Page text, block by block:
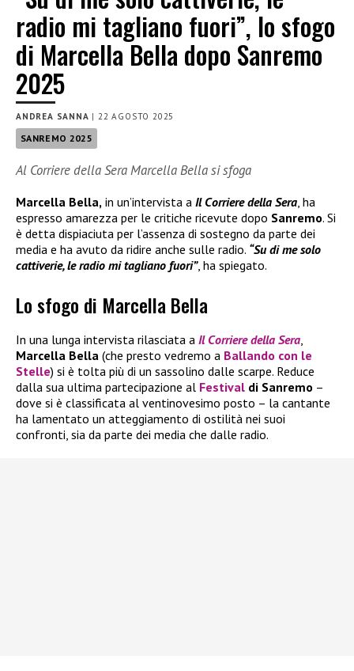
radio mi tagliano fuori”, lo sfogo
di Marcella Bella dopo Sanremo
2025
ANDREA SANNA |22 AGOSTO 2025
SANREMO 2025
Al Corriere della Sera Marcella Bella si sfoga
Marcella Bella, in un’intervista a Il Corriere della Sera , ha
espresso amarezza per le critiche ricevute dopo Sanremo. Si
è detta dispiaciuta per l’assenza di sostegno da parte dei
media e ha avuto da ridire anche sulle radio. “Su di me solo
cattiverie, le radio mi tagliano fuori”, ha spiegato.
Lo sfogo di Marcella Bella
In una lunga intervista rilasciata a Il Corriere della Sera,
Marcella Bella (che presto vedremo a Ballando con le
Stelle) si è tolta più di un sassolino dalle scarpe. Reduce
dalla sua ultima partecipazione al Festival di Sanremo –
dove si è classificata al ventinovesimo posto – la cantante
ha lamentato un atteggiamento di ostilità nei suoi
confronti, sia da parte dei media che dalle radio.